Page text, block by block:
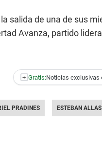
salida de una de sus
Avanza, partido
+ Gratis:Noticias exclusivas
PRADINES ESTEBAN